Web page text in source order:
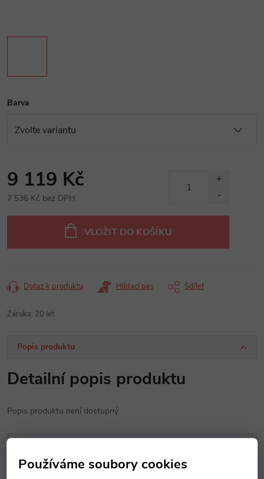
Používáme soubory cookies
Barva
9 119 Kč
7 536 Kč bez DPH
VLOŽIT DO KOŠÍKU
Dotaz k produktu Hlídací pes Sdílet
Záruka: 20 let
Popis produktu
Detailní popis produktu
Popis produktu není dostupný